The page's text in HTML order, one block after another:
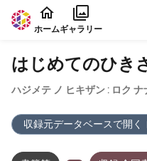
本文に飛ぶ
ホームギャラリー
はじめてのひき
ハジメテ ノ ヒキザン : ロク ナ
収録元データベースで開く